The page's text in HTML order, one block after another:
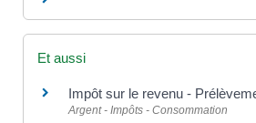
Et aussi
Impôt sur le revenu -
Argent - Impôts - Consommation